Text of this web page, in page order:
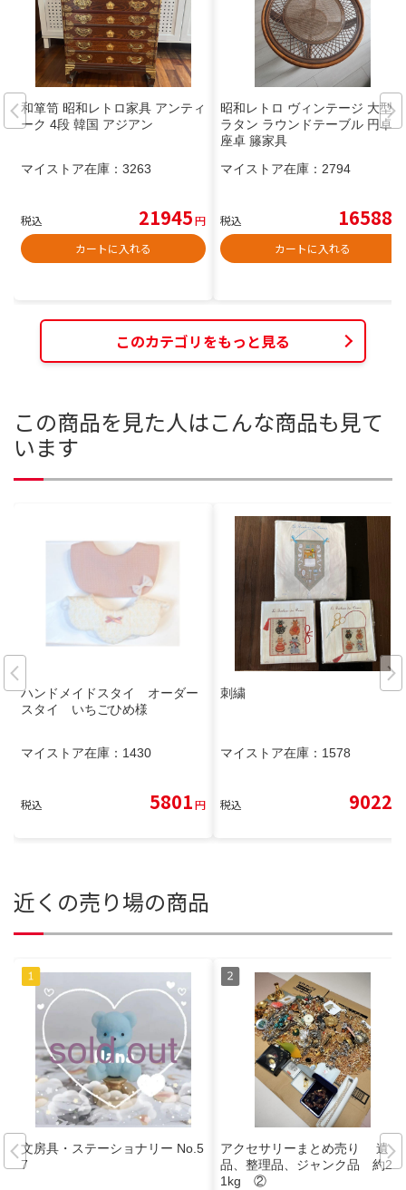
和箪笥 昭和レトロ家具 アンティ
ーク 4段 韓国 アジアン
マイストア在庫： 3263
税込 21945円
カートに入れる
昭和レトロ ヴィンテージ 大型
ラタン ラウンドテーブル 円卓
座卓 籐家具
マイストア在庫： 2794
税込 16588
カートに入れる
このカテゴリをもっと見る
この商品を見た人はこんな商品も見て
います
ハンドメイドスタイ オーダー
スタイ いちごひめ様
マイストア在庫： 1430
税込 5801円
刺繍
マイストア在庫： 1578
税込 9022
近くの売り場の商品
文房具・ステーショナリー No.5
7
アクセサリーまとめ売り 遺
品、整理品、ジャンク品 約20.
1kg ②